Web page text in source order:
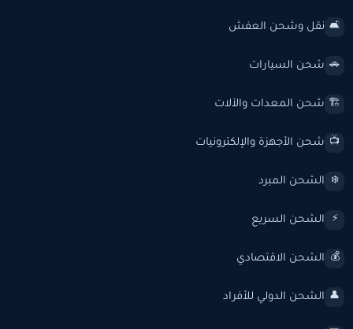
🛋️ نقل وشحن العفش
🚗 شحن السيارات
🏗️ شحن المعدات والآلات
📺 شحن الأجهزة والإلكترونيات
❄️ الشحن المبرد
⚡ الشحن السريع
💰 الشحن الاقتصادي
👤 الشحن الدولي للأفراد